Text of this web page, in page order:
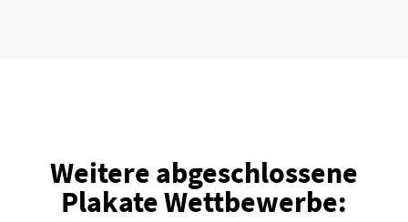
Weitere abgeschlossene
Plakate Wettbewerbe: